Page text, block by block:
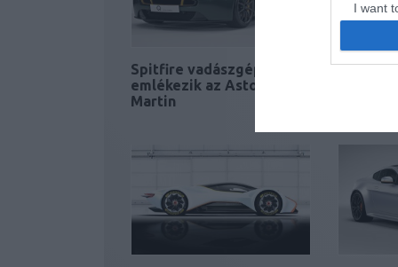
I want
Spitfire vadászgépre
emlékezik az Aston
Martin